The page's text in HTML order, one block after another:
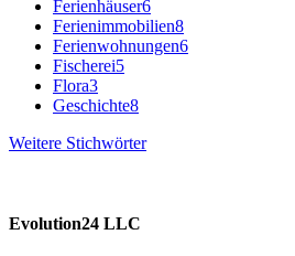
Ferienhäuser6
Ferienimmobilien8
Ferienwohnungen6
Fischerei5
Flora3
Geschichte8
Weitere Stichwörter
Evolution24 LLC